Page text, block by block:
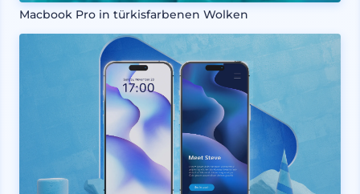
Macbook Pro in türkisfarbenen Wolken